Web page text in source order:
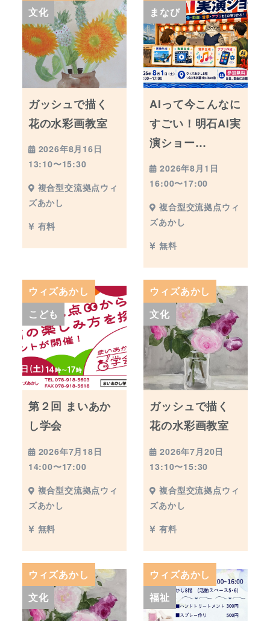
文化
ガッシュで描く
花の水彩画教室
2026年8月16日
13:10〜15:30
複合型交流拠点ウィ
ズあかし
有料
まなび
AIって今こんなに
すごい！明石AI実
演ショー…
2026年8月1日
16:00〜17:00
複合型交流拠点ウィ
ズあかし
無料
ウィズあかし
こども
第２回 まいあか
し学会
2026年7月18日
14:00〜17:00
複合型交流拠点ウィ
ズあかし
無料
ウィズあかし
文化
ガッシュで描く
花の水彩画教室
2026年7月20日
13:10〜15:30
複合型交流拠点ウィ
ズあかし
有料
ウィズあかし
文化
ウィズあかし
福祉